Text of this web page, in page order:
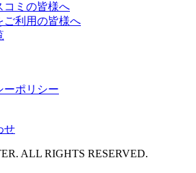
コミの皆様へ
ご利用の皆様へ
ーポリシー
せ
ALL RIGHTS RESERVED.